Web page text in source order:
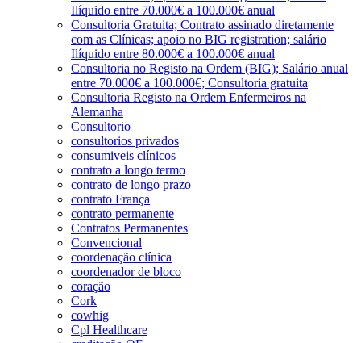
Ilíquido entre 70.000€ a 100.000€ anual
Consultoria Gratuita; Contrato assinado diretamente
com as Clínicas; apoio no BIG registration; salário
Ilíquido entre 80.000€ a 100.000€ anual
Consultoria no Registo na Ordem (BIG); Salário anual
entre 70.000€ a 100.000€; Consultoria gratuita
Consultoria Registo na Ordem Enfermeiros na
Alemanha
Consultorio
consultorios privados
consumiveis clínicos
contrato a longo termo
contrato de longo prazo
contrato França
contrato permanente
Contratos Permanentes
Convencional
coordenação clínica
coordenador de bloco
coração
Cork
cowhig
Cpl Healthcare